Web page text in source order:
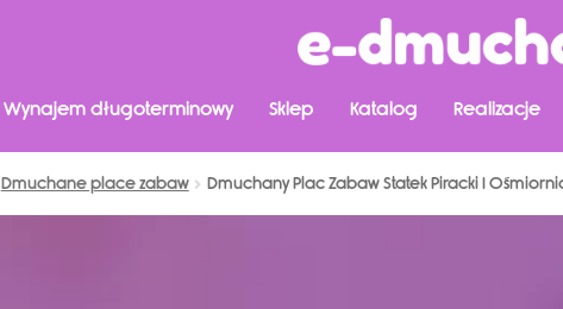
Wynajem długoterminowy Sklep Katalog Realizacje
Dmuchane place zabaw Dmuchany Plac Zabaw Statek Piracki I